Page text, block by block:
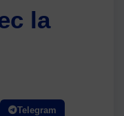
la
Telegram